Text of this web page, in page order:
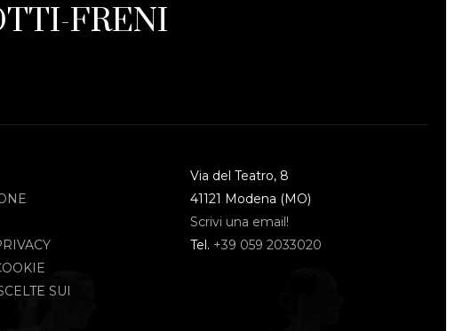
FRENI
SUI
Via del Teatro, 8
41121 Modena (MO)
Scrivi una email!
Tel. +39 059 2033020